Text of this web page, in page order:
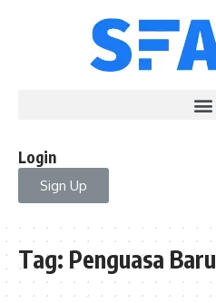
Login
Sign Up
Tag: Penguasa Baru